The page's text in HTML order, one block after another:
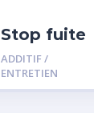
Stop fuite
moteur
ADDITIF /
ENTRETIEN